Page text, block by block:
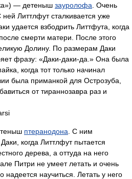
— детеныш зауролофа . Очень
Литтлфут сталкивается уже
удается взбодрить Литтфута, когда
смерти матери. После этого
Долину. По размерам Даки
фразу: «Даки-даки-да.» Она была
когда тот только начинал
была приманкой для Острозуба,
от тираннозавра раз и
птеранодона . С ним
когда Литтлфут пытается
дерева, а оттуда на него
Питри не умеет летать и очень
надеется научиться. Летать у него